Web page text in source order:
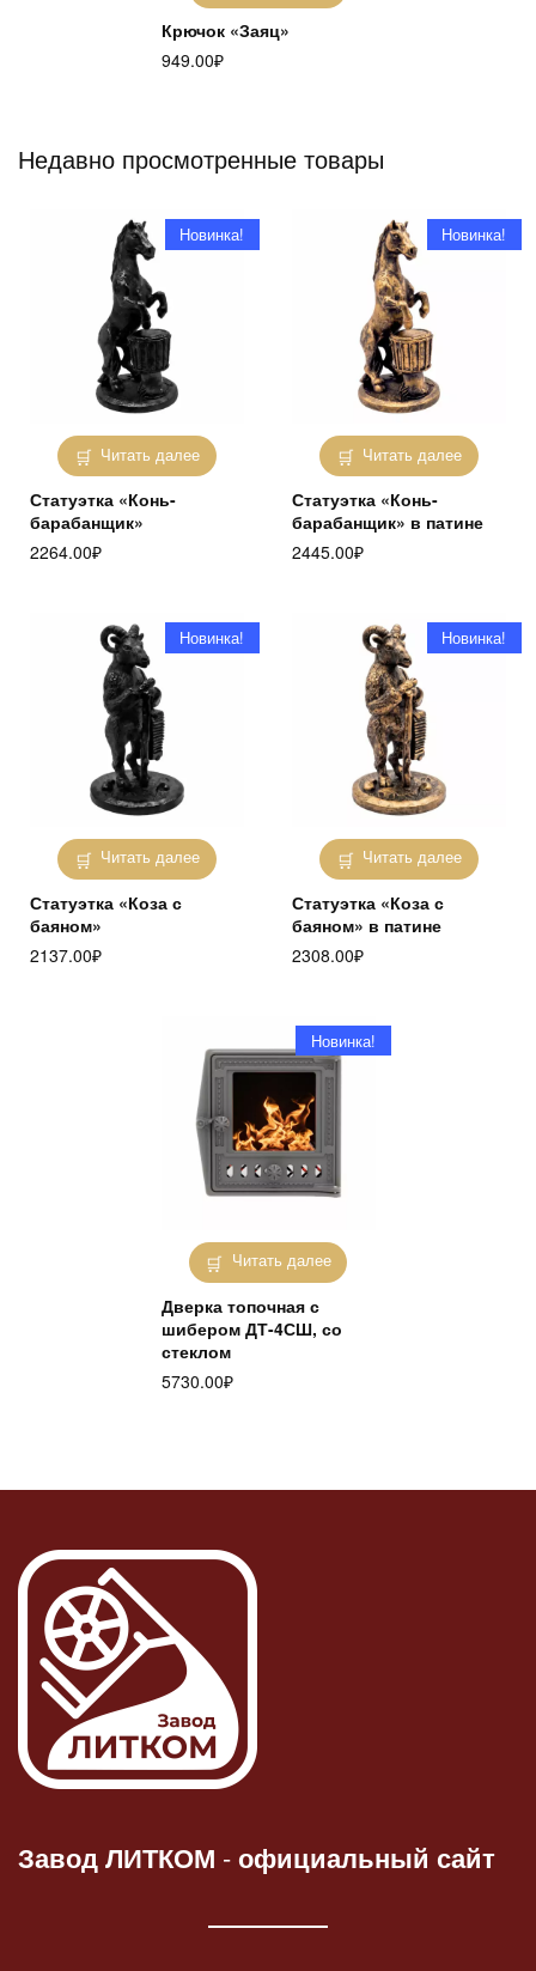
Крючок «Заяц»
949.00₽
Недавно просмотренные товары
Читать далее
Новинка!
Статуэтка «Конь-
барабанщик»
2264.00₽
Читать далее
Новинка!
Статуэтка «Конь-
барабанщик» в патине
2445.00₽
Читать далее
Новинка!
Статуэтка «Коза с
баяном»
2137.00₽
Читать далее
Новинка!
Статуэтка «Коза с
баяном» в патине
2308.00₽
Читать далее
Новинка!
Дверка топочная с
шибером ДТ-4СШ, со
стеклом
5730.00₽
Завод ЛИТКОМ -официальный сайт